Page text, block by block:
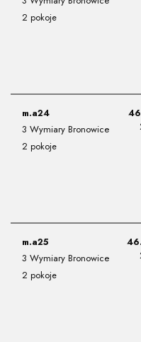
2 pokoje
m.a24
3 Wymiary Bronowice
2 pokoje
m.a25
3 Wymiary Bronowice
2 pokoje